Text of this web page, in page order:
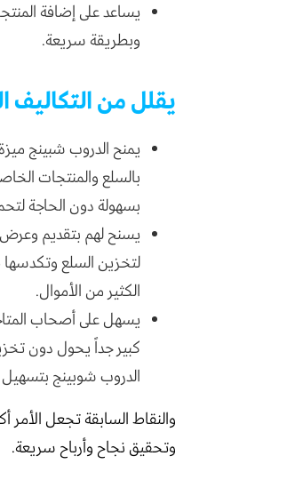
يساعد على إضافة
وبطريقة سريعة.
يقلل من التكاليف
يمنح الدروب شبينج
بالسلع والمنتجات
بسهولة دون الحاجة
يسنح لهم بتقديم
لتخزين السلع وتكدسها
الكثير من الأموال.
يسهل على أصحاب
كبير جداً يحول دون
الدروب شوبينج
والنقاط السابقة تجعل
وتحقيق نجاح وأرباح سريعة.